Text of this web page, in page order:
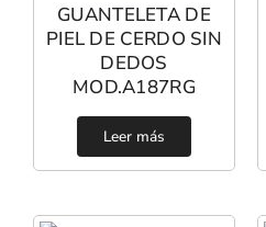
GUANTELETA DE
PIEL DE CERDO SIN
DEDOS
MOD.A187RG
Leer más